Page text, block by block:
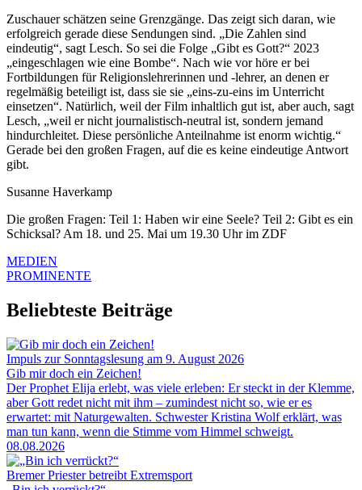
Zuschauer schätzen seine Grenzgänge. Das zeigt sich daran, wie
erfolgreich gerade diese Sendungen sind. „Die Zahlen sind
eindeutig“, sagt Lesch. So sei die Folge „Gibt es Gott?“ 2023
„eingeschlagen wie eine Bombe“. Nach wie vor höre er bei
Fortbildungen für Religionslehrerinnen und -lehrer, an denen er
regelmäßig beteiligt ist, dass sie sie „eins-zu-eins im Unterricht
einsetzen“. Natürlich, weil der Film inhaltlich gut ist, aber auch, sagt
Lesch, „weil er nicht journalistisch-neutral ist, sondern jemand
hindurchleitet. Diese persönliche Anteilnahme ist enorm wichtig.“
Gerade bei den großen Fragen, auf die es keine eindeutige Antwort
gibt.
Susanne Haverkamp
Die großen Fragen: Teil 1: Haben wir eine Seele? Teil 2: Gibt es ein
Schicksal? Am 18. und 25. Mai um 19.30 Uhr im ZDF
MEDIEN
PROMINENTE
Beliebteste Beiträge
Impuls zur Sonntagslesung am 9. August 2026
Gib mir doch ein Zeichen!
Der Prophet Elija erlebt, was viele erleben: Er steckt in der Klemme,
aber Gott redet nicht mit ihm – zumindest nicht so, wie er es
erwartet: mit Naturgewalten. Schwester Kristina Wolf erklärt, was
man tun kann, wenn die Stimme vom Himmel schweigt.
08.08.2026
Bremer Priester betreibt Extremsport